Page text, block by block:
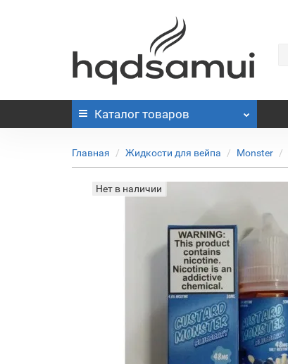
Каталог товаров
Главная Жидкости для вейпа Monster
Нет в наличии